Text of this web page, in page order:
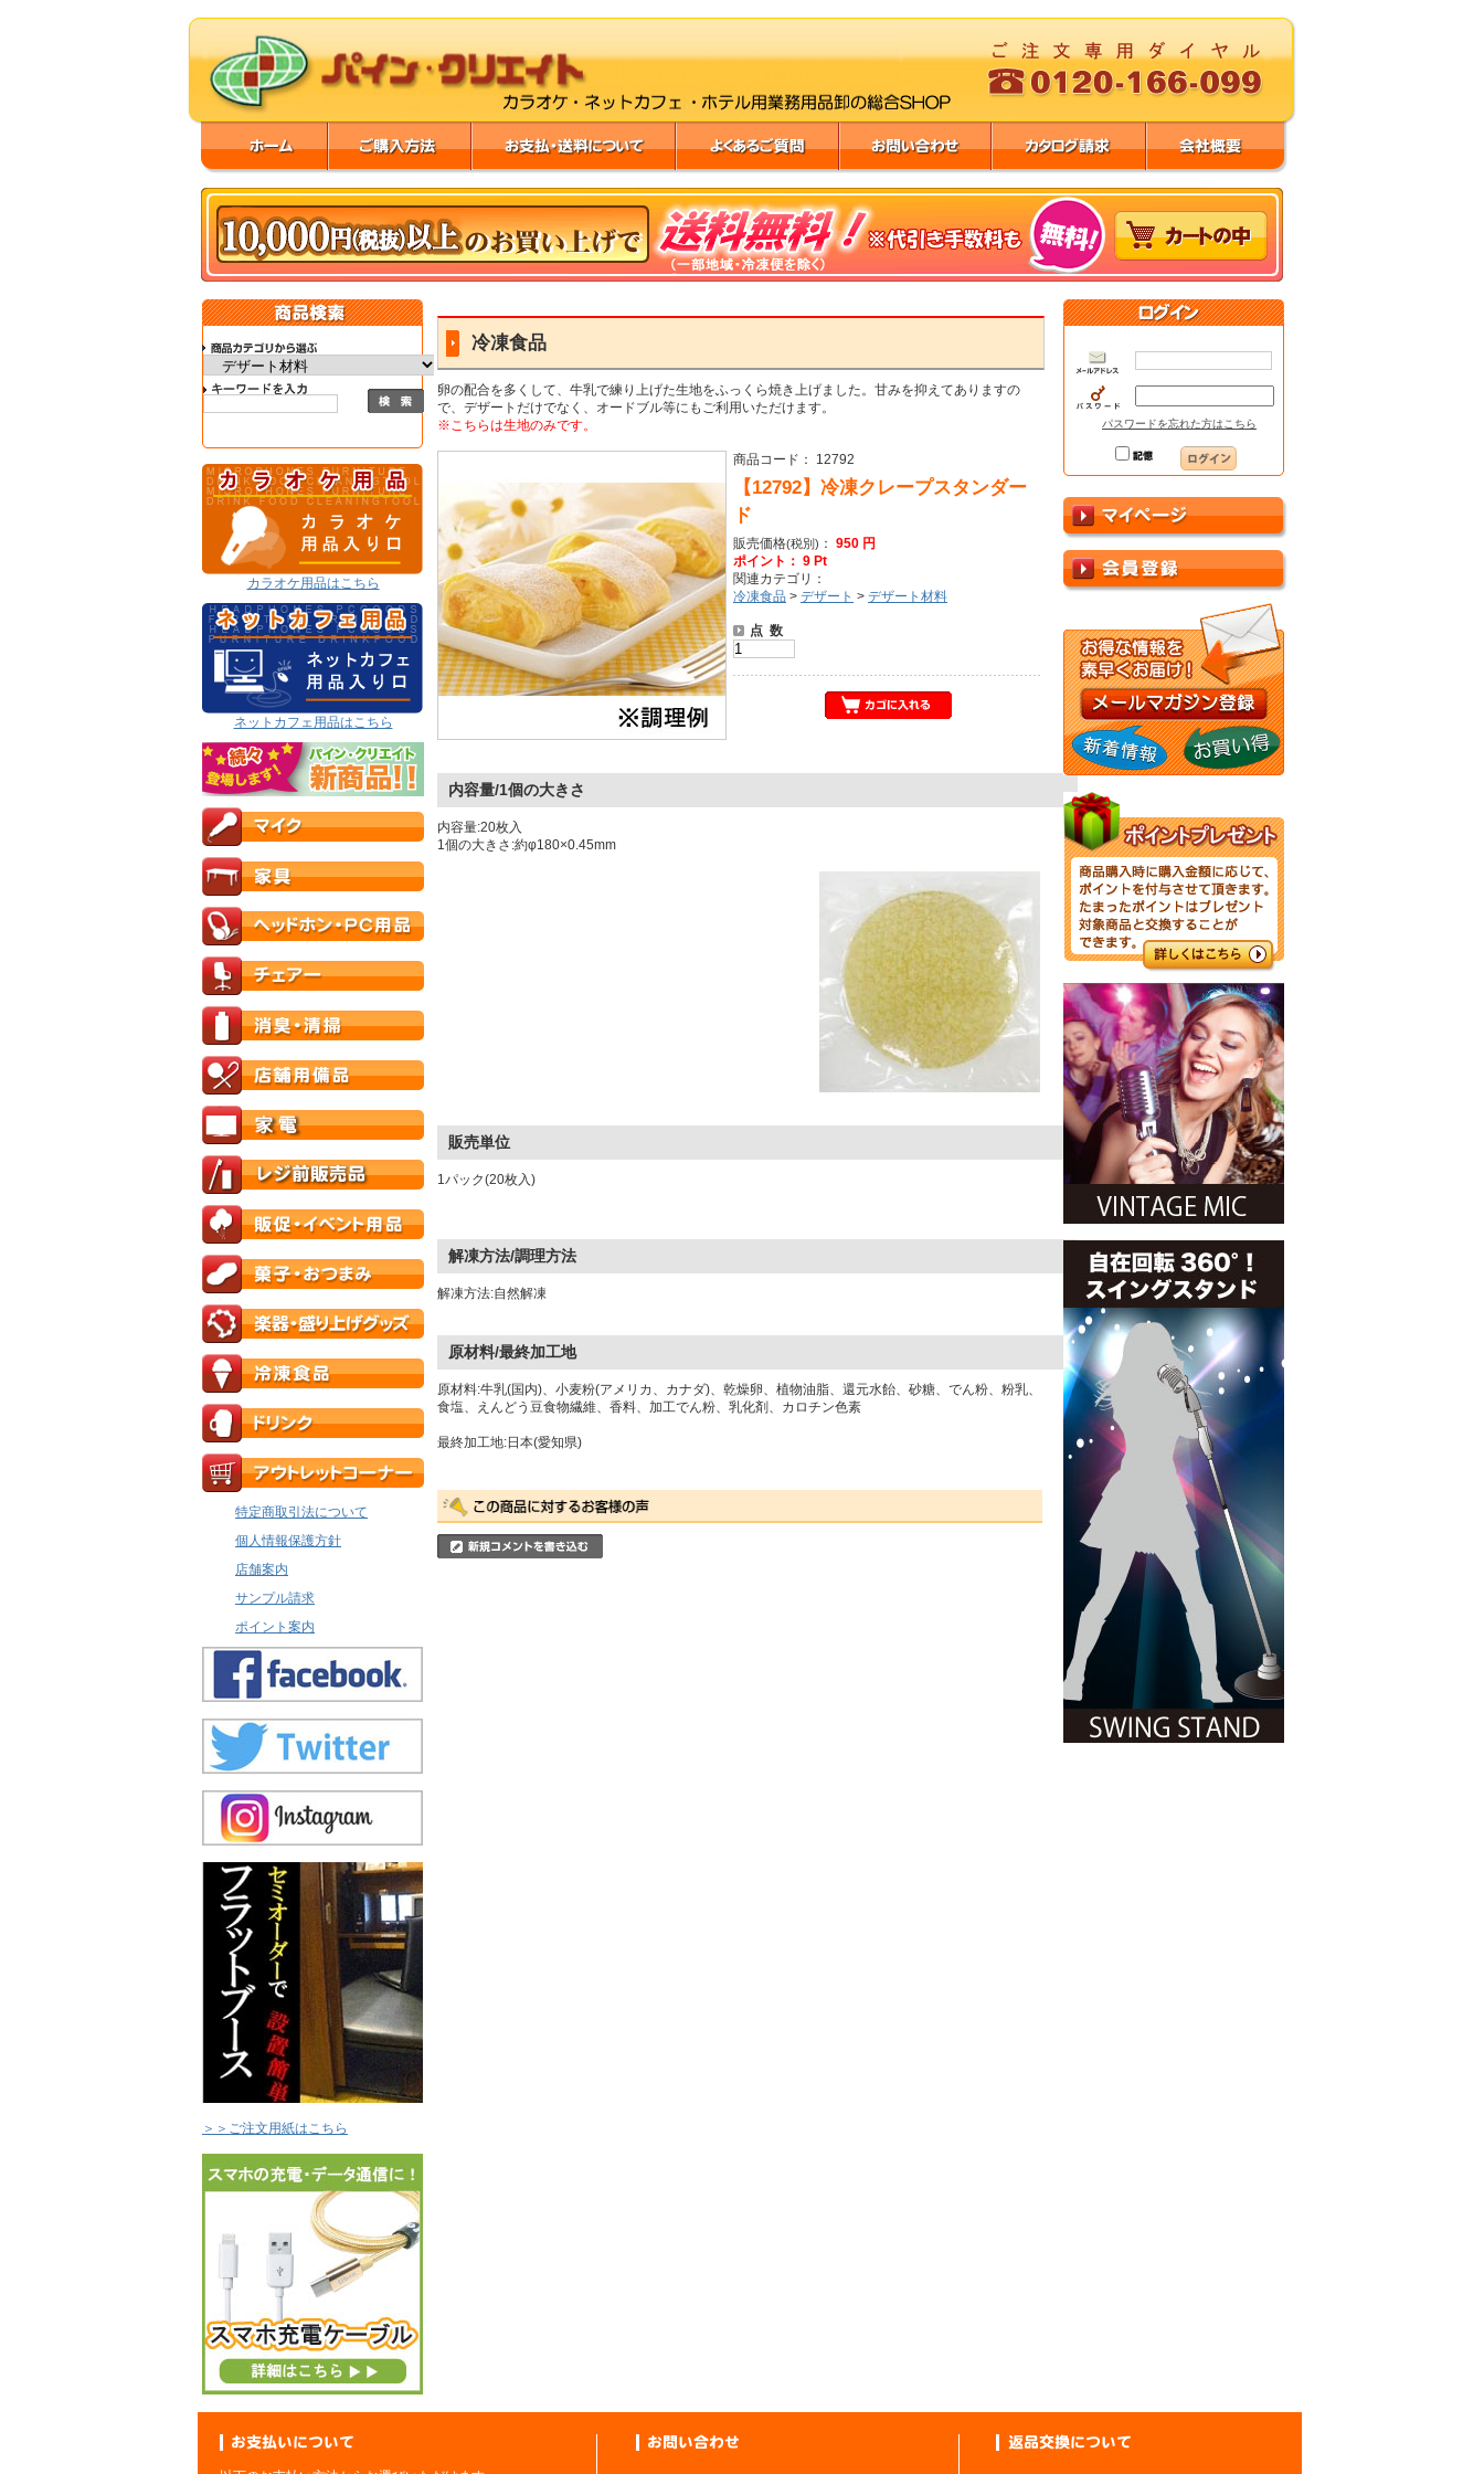
カラオケ用品はこちら
ネットカフェ用品はこちら
特定商取引法について
個人情報保護方針
店舗案内
サンプル請求
ポイント案内
＞＞ご注文用紙はこちら
冷凍食品
卵の配合を多くして、牛乳で練り上げた生地をふっくら焼き上げました。甘みを抑えてありますの
で、デザートだけでなく、オードブル等にもご利用いただけます。
※こちらは生地のみです。
商品コード： 12792
【12792】冷凍クレープスタンダー
ド
販売価格(税別) ： 950 円
ポイント： 9 Pt
関連カテゴリ：
冷凍食品 > デザート > デザート材料
点 数
内容量/1個の大きさ
内容量:20枚入
1個の大きさ:約φ180×0.45mm
販売単位
1パック(20枚入)
解凍方法/調理方法
解凍方法:自然解凍
原材料/最終加工地
原材料:牛乳(国内)、小麦粉(アメリカ、カナダ)、乾燥卵、植物油脂、還元水飴、砂糖、でん粉、粉乳、
食塩、えんどう豆食物繊維、香料、加工でん粉、乳化剤、カロチン色素
最終加工地:日本(愛知県)
パスワードを忘れた方はこちら